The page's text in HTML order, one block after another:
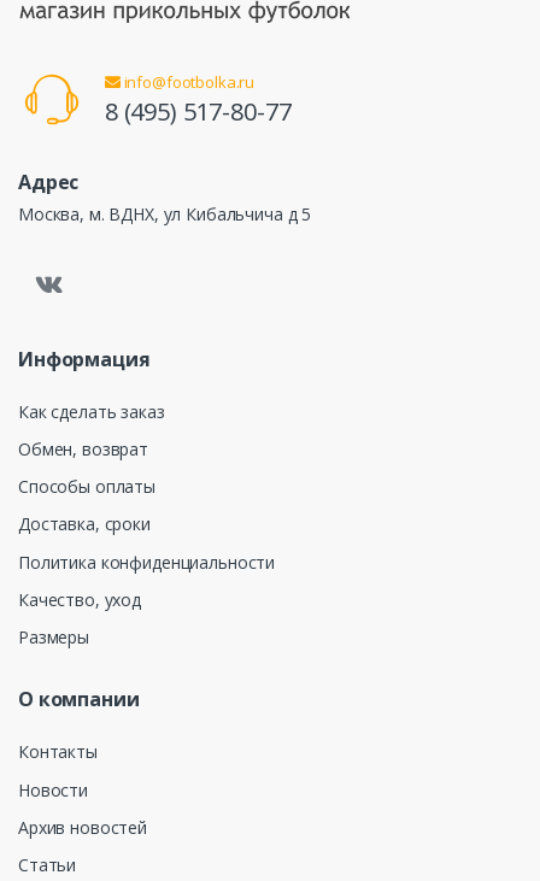
info@footbolka.ru
8 (495) 517-80-77
Адрес
Москва, м. ВДНХ, ул Кибальчича д 5
Информация
Как сделать заказ
Обмен, возврат
Способы оплаты
Доставка, сроки
Политика конфиденциальности
Качество, уход
Размеры
О компании
Контакты
Новости
Архив новостей
Статьи